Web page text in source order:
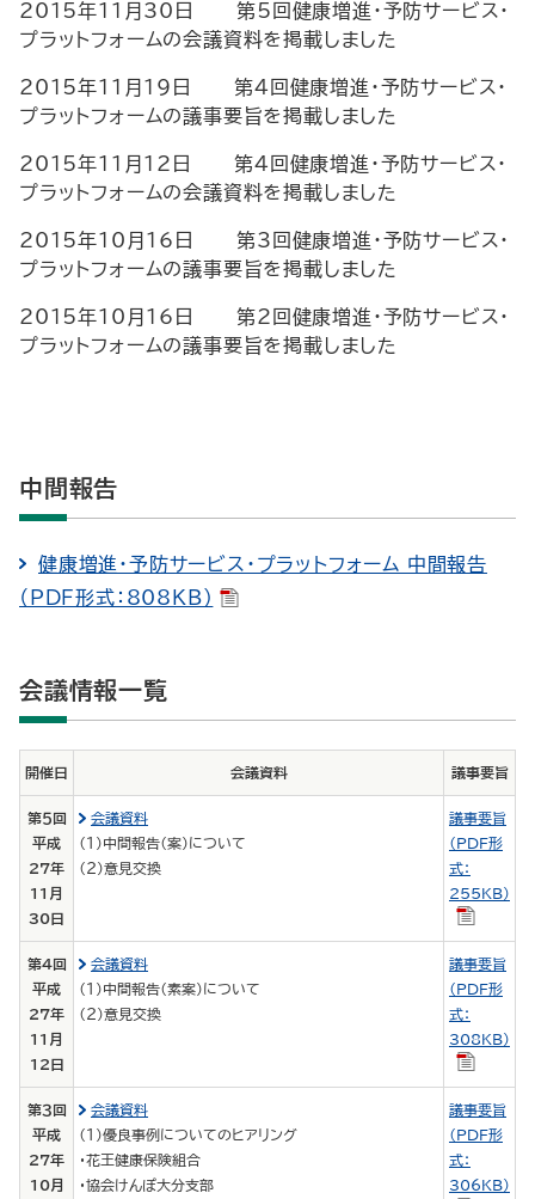
2015年11月30日 第5回健康増進・予防サービス・
プラットフォームの会議資料を掲載しました
2015年11月19日 第4回健康増進・予防サービス・
プラットフォームの議事要旨を掲載しました
2015年11月12日 第4回健康増進・予防サービス・
プラットフォームの会議資料を掲載しました
2015年10月16日 第3回健康増進・予防サービス・
プラットフォームの議事要旨を掲載しました
2015年10月16日 第2回健康増進・予防サービス・
プラットフォームの議事要旨を掲載しました
中間報告
健康増進・予防サービス・プラットフォーム 中間報告
（PDF形式：808KB）
会議情報一覧
開催日 会議資料 議事要旨
第５回
平成
27年
11月
30日
会議資料
（１）中間報告（案）について
（２）意見交換
議事要旨
（PDF形
式：
255KB）
第４回
平成
27年
11月
12日
会議資料
（１）中間報告（素案）について
（２）意見交換
議事要旨
（PDF形
式：
308KB）
第３回
平成
27年
10月
会議資料
（１）優良事例についてのヒアリング
・花王健康保険組合
・協会けんぽ大分支部
議事要旨
（PDF形
式：
306KB）